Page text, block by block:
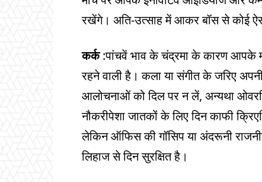
रखेंगे। अति-उत्साह में आकर बॉस से कोई
कर्क:पांचवें भाव के चंद्रमा के कारण
रहने वाली है। कला या संगीत के जरिए
आलोचनाओं को दिल पर न लें, अन्यथा
नौकरीपेशा जातकों के लिए दिन काफी
लेकिन ऑफिस की गॉसिप या अंदरूनी
लिहाज से दिन सुरक्षित है।